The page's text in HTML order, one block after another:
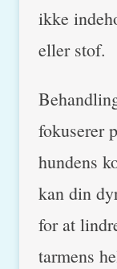
ikke
eller stof.
fokuserer
hundens
kan din
for at
tarmens